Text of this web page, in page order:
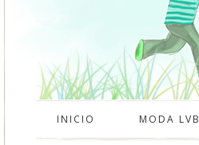
INICIO MODA LVB